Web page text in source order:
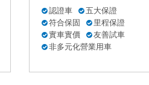
認證車
五大保證
符合保固
里程保證
實車實價
友善試車
非多元化營業用車